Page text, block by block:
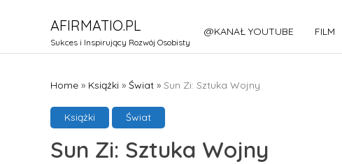
AFIRMATIO.PL
Sukces i Inspirujący Rozwój Osobisty
@KANAŁ YOUTUBE FILM
Home » Książki » Świat » Sun Zi: Sztuka Wojny
Książki Świat
Sun Zi: Sztuka Wojny